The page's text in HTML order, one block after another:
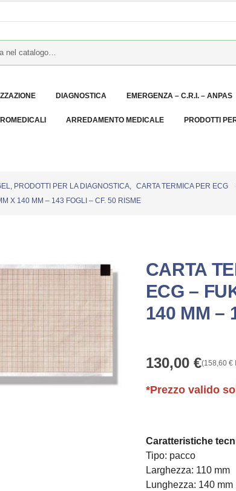
DIAGNOSTICA EMERGENZA – C.R.I. – ANPAS
ARREDAMENTO MEDICALE PRODOTTI
PRODOTTI PER LA DIAGNOSTICA
CARTA TERMICA PER ECG
X 140 MM – 143 FOGLI – CF. 50 RISME
CARTA
ECG –
140 MM –
130,00 €(158,60 €
*Prezzo valido
Caratteristiche
Tipo: pacco
Larghezza: 110 mm
Lunghezza: 140 mm